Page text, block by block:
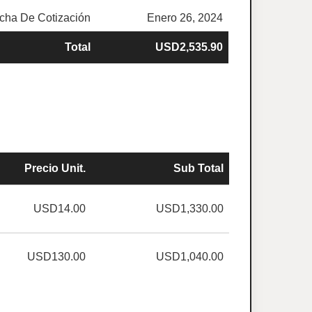
De Cotización Enero 26, 2024
Total USD2,535.90
Precio Unit. Sub Total
USD14.00 USD1,330.00
USD130.00 USD1,040.00